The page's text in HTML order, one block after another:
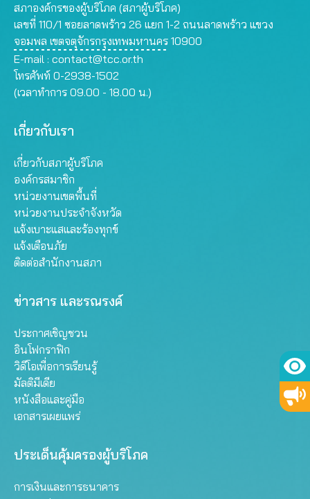
สภาองค์กรของผู้บริโภค (สภาผู้บริโภค)
เลขที่ 110/1 ซอยลาดพร้าว 26 แยก 1-2 ถนนลาดพร้าว แขวง
จอมพล เขตจตุจักรกรุงเทพมหานคร 10900
E-mail : contact@tcc.or.th
โทรศัพท์ 0-2938-1502
(เวลาทำการ 09.00 - 18.00 น.)
เกี่ยวกับเรา
เกี่ยวกับสภาผู้บริโภค
องค์กรสมาชิก
หน่วยงานเขตพื้นที่
หน่วยงานประจำจังหวัด
แจ้งเบาะแสและร้องทุกข์
แจ้งเตือนภัย
ติดต่อสำนักงานสภา
ข่าวสาร และรณรงค์
ประกาศเชิญชวน
อินโฟกราฟิก
วิดีโอเพื่อการเรียนรู้
มัลติมีเดีย
หนังสือและคู่มือ
เอกสารเผยแพร่
ประเด็นคุ้มครองผู้บริโภค
การเงินและการธนาคาร